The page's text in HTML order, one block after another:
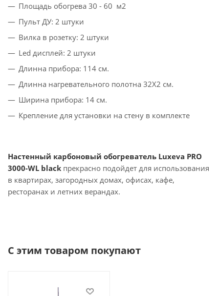
Площадь обогрева 30 - 60 м2
Пульт ДУ: 2 штуки
Вилка в розетку: 2 штуки
Led дисплей: 2 штуки
Длинна прибора: 114 см.
Длинна нагревательного полотна 32Х2 см.
Ширина прибора: 14 см.
Крепление для установки на стену в комплекте
Настенный карбоновый обогреватель Luxeva PRO
3000-WL black прекрасно подойдет для использования
в квартирах, загородных домах, офисах, кафе,
ресторанах и летних верандах.
С этим товаром покупают